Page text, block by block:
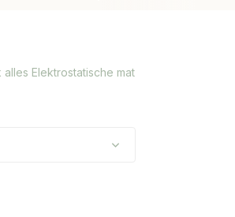
alles Elektrostatische mat